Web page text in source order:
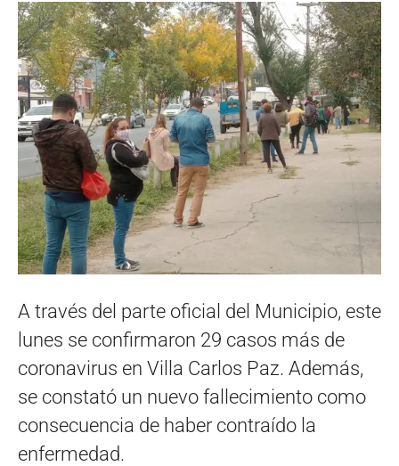
A través del parte oficial del Municipio, este
lunes se confirmaron 29 casos más de
coronavirus en Villa Carlos Paz. Además,
se constató un nuevo fallecimiento como
consecuencia de haber contraído la
enfermedad.